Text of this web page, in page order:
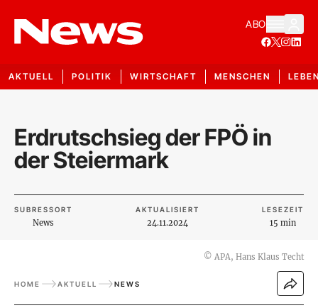
ABO
AKTUELL POLITIK WIRTSCHAFT MENSCHEN
Erdrutschsieg der FPÖ in
der Steiermark
SUBRESSORT
News
AKTUALISIERT
24.11.2024
LESEZEIT
15 min
© APA, Hans Klaus Techt
HOME AKTUELL NEWS